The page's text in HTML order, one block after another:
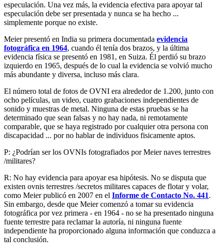
especulación. Una vez más, la evidencia efectiva para apoyar tal
especulación debe ser presentada y nunca se ha hecho ...
simplemente porque no existe.
Meier presentó en India su primera documentada evidencia
fotográfica en 1964, cuando él tenía dos brazos, y la última
evidencia física se presentó en 1981, en Suiza. Él perdió su brazo
izquierdo en 1965, después de lo cual la evidencia se volvió mucho
más abundante y diversa, incluso más clara.
El número total de fotos de OVNI era alrededor de 1.200, junto con
ocho películas, un video, cuatro grabaciones independientes de
sonido y muestras de metal. Ninguna de estas pruebas se ha
determinado que sean falsas y no hay nada, ni remotamente
comparable, que se haya registrado por cualquier otra persona con
discapacidad ... por no hablar de individuos fisicamente aptos.
P: ¿Podrían ser los OVNIs fotografiados por Meier naves terrestres
/militares?
R: No hay evidencia para apoyar esa hipótesis. No se disputa que
existen ovnis terrestres /secretos militares capaces de flotar y volar,
como Meier publicó en 2007 en el Informe de Contacto No. 441.
Sin embargo, desde que Meier comenzó a tomar su evidencia
fotográfica por vez primera - en 1964 - no se ha presentado ninguna
fuente terrestre para reclamar la autoría, ni ninguna fuente
independiente ha proporcionado alguna información que conduzca a
tal conclusión.